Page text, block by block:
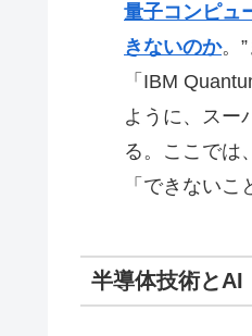
量子コンピュ
きないのか。
「IBM
ように、スー
る。ここでは
「できない
半導体技術とAI